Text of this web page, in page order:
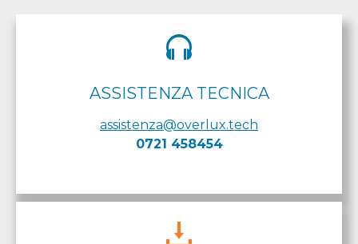
ASSISTENZA TECNICA
assistenza@overlux.tech
0721 458454